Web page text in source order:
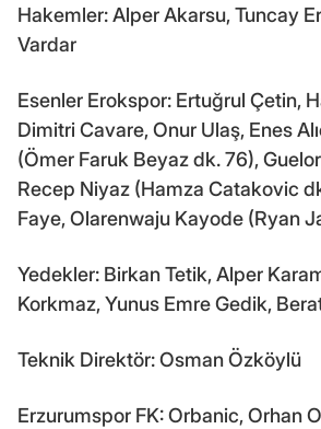
Hakemler: Alper Akarsu, Tuncay
Vardar
Esenler Erokspor: Ertuğrul Çetin,
Dimitri Cavare, Onur Ulaş, Enes
(Ömer Faruk Beyaz dk. 76),
Recep Niyaz (Hamza Catakovic
Faye, Olarenwaju Kayode (Ryan
Yedekler: Birkan Tetik, Alper
Korkmaz, Yunus Emre Gedik,
Teknik Direktör: Osman Özköylü
Erzurumspor FK: Orbanic, Orhan